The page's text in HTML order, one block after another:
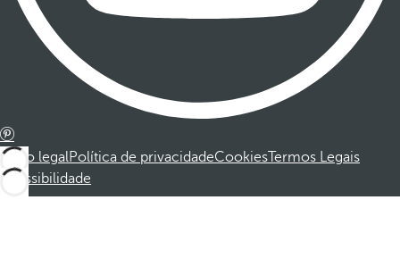
Aviso legalPolítica de privacidadeCookiesTermos Legais
Acessibilidade